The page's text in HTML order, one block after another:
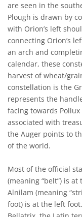
are seen in the
Plough is drawn by
with Orion’s left
connecting Orion’s
an arch and
calendar, these
harvest of wheat/
constellation is the
represents the
facing towards
associated with
the Auger points to
of the world.
Most of the official
(meaning “belt”) is
Alnilam (meaning
foot) is at the left